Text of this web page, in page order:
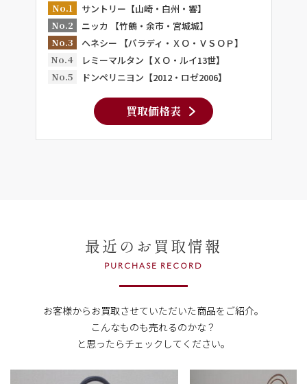
No.1
サントリー【山崎・白州・響】
No.2
ニッカ 【竹鶴・余市・宮城城】
No.3
ヘネシー 【パラディ・ＸＯ・ＶＳＯＰ】
No.4
レミーマルタン【ＸＯ・ルイ13世】
No.5
ドンペリニヨン【2012・ロゼ2006】
買取価格表
最近のお買取情報
PURCHASE RECORD
お客様からお買取させていただいた商品をご紹介。
こんなものも売れるのかな？
と思ったらチェックしてください。